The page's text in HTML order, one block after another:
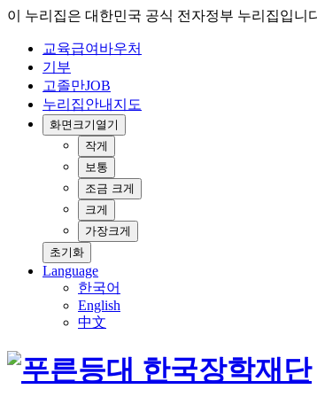
이 누리집은 대한민국 공식 전자정부 누리집입니
교육급여바우처
기부
고졸만JOB
누리집안내지도
화면크기 열기
작게
보통
조금 크게
크게
가장크게
초기화
Language
한국어
English
中文